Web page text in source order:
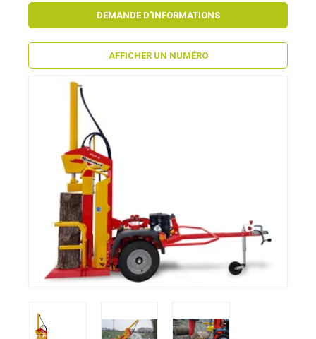
DEMANDE D'INFORMATIONS
AFFICHER UN NUMÉRO